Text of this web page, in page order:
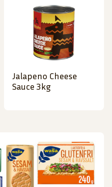
Jalapeno Cheese
Sauce 3kg